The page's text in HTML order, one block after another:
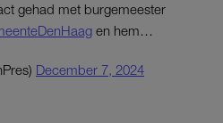
gehad met burgemeester
en hem…
December 7, 2024